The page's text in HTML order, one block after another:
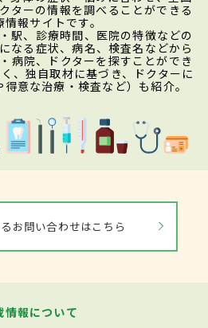
ターの情報を調べることができる
報サイトです。
駅、診療時間、医院の特徴などの
なる症状、病名、検査名などから
病院、ドクターを探すことができ
、独自取材に基づき、ドクターに
意な治療・検査など）も紹介。
お問い合わせはこちら
情報について